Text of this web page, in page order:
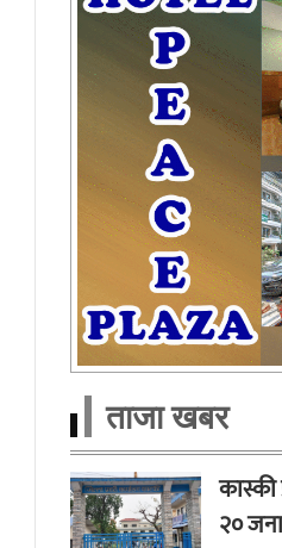
ताजा खबर
कास्की
२०